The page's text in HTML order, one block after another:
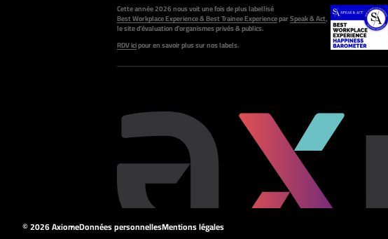
Cette année 2026 nous voit une fois de plus labellisé
Best Workplace Experience & Best Trainee ExperienceparSpeak & Act,
le site d’évaluation d’organismes privés & publics.
RDV icipour en savoir plus sur nos labels.
© 2026 AxiomeDonnées personnellesMentions légales